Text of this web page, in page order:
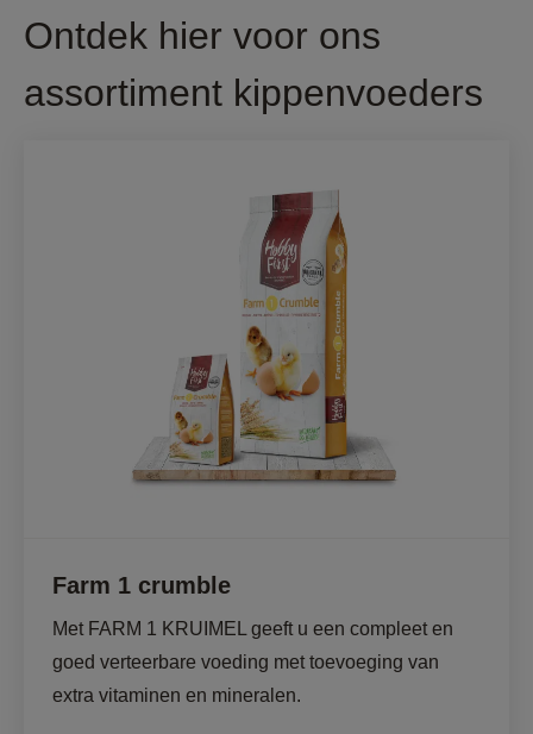
Ontdek hier voor ons
assortiment kippenvoeders
Farm 1 crumble
Met FARM 1 KRUIMEL geeft u een compleet en
goed verteerbare voeding met toevoeging van
extra vitaminen en mineralen.